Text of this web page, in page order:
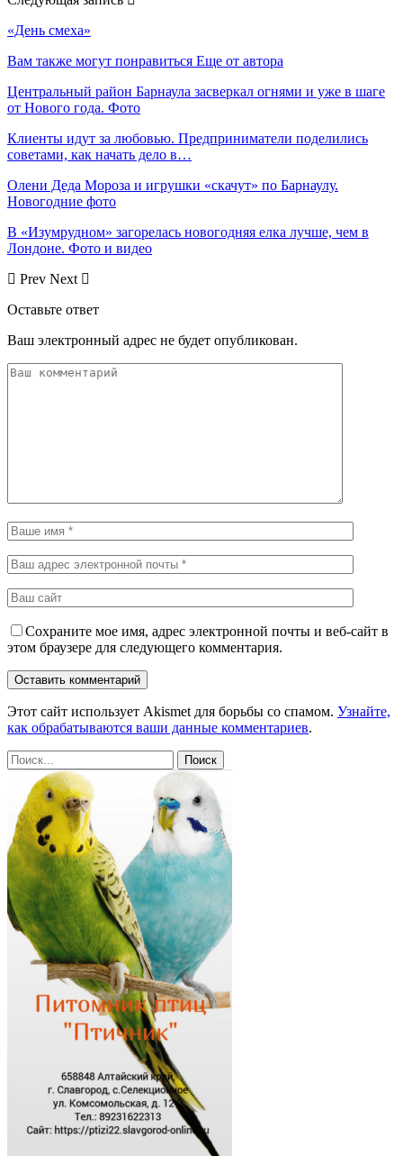
«День смеха»
Вам также могут понравиться Еще от автора
Центральный район Барнаула засверкал огнями и уже в шаге
от Нового года. Фото
Клиенты идут за любовью. Предприниматели поделились
советами, как начать дело в…
Олени Деда Мороза и игрушки «скачут» по Барнаулу.
Новогодние фото
В «Изумрудном» загорелась новогодняя елка лучше, чем в
Лондоне. Фото и видео
Prev Next
Оставьте ответ
Ваш электронный адрес не будет опубликован.
Сохраните мое имя, адрес электронной почты и веб-сайт в
этом браузере для следующего комментария.
Этот сайт использует Akismet для борьбы со спамом. Узнайте,
как обрабатываются ваши данные комментариев.